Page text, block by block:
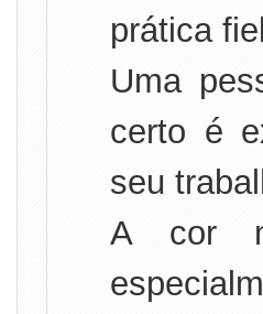
prática
Uma
certo é
seu
A cor